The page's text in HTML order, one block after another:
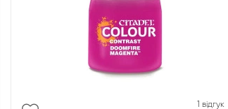
1 відгук